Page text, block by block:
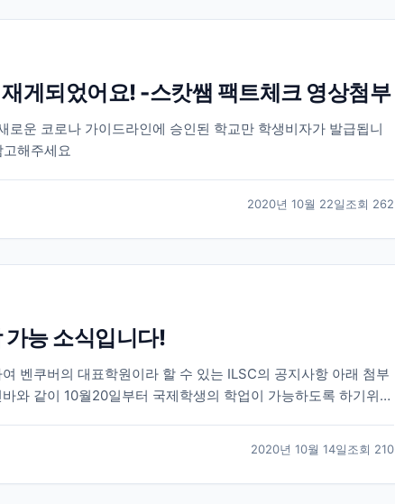
게되었어요! -스캇쌤 팩트체크 영상첨부
운 코로나 가이드라인에 승인된 학교만 학생비자가 발급됩니
해주세요
2020년 10월 22일조회 262
가능 소식입니다!
벤쿠버의 대표학원이라 할 수 있는 ILSC의 공지사항 아래 첨부
와 같이 10월20일부터 국제학생의 학업이 가능하도록 하기위한
2020년 10월 14일조회 210